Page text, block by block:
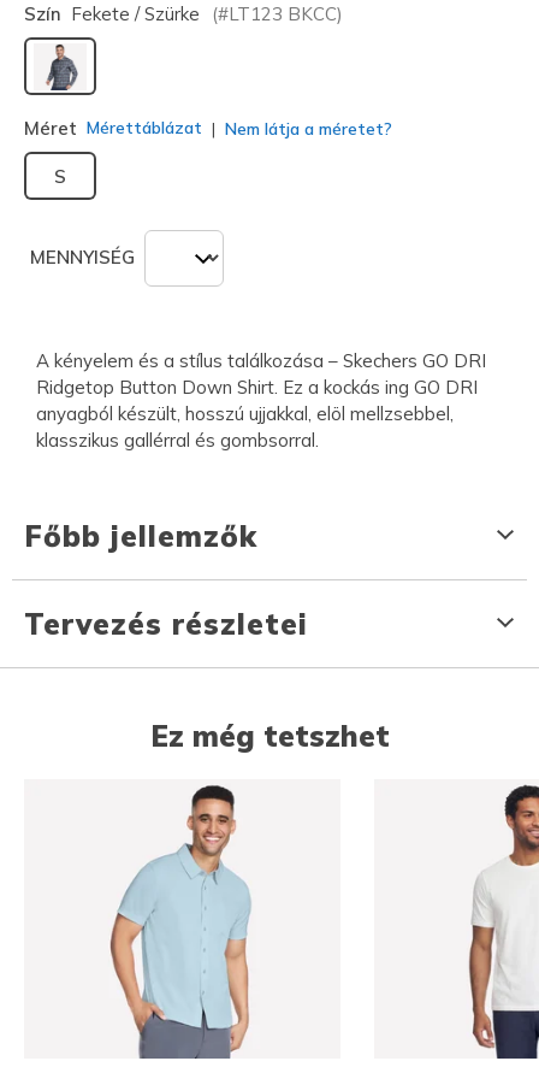
Szín Fekete / Szürke (#LT123 BKCC)
kiválasztva
Méret Mérettáblázat Nem látja a méretet?
S
MENNYISÉG
A kényelem és a stílus találkozása – Skechers GO DRI
Ridgetop Button Down Shirt. Ez a kockás ing GO DRI
anyagból készült, hosszú ujjakkal, elöl mellzsebbel,
klasszikus gallérral és gombsorral.
Főbb jellemzők
Tervezés részletei
Ez még tetszhet